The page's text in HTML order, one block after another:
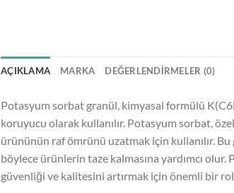
AÇIKLAMA MARKA DEĞERLENDIRMELER (0)
Potasyum sorbat granül, kimyasal formülü
koruyucu olarak kullanılır. Potasyum sorbat,
ürününün raf ömrünü uzatmak için kullanılır.
böylece ürünlerin taze kalmasına yardımcı
güvenliği ve kalitesini artırmak için önemli bir rol